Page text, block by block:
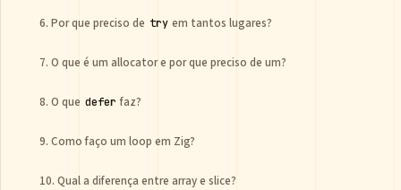
6. Por que preciso de try em tantos lugares?
7. O que é um allocator e por que preciso de um?
8. O que defer faz?
9. Como faço um loop em Zig?
10. Qual a diferença entre array e slice?